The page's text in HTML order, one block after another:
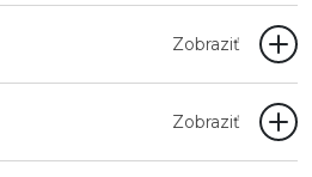
Zobraziť
Zobraziť